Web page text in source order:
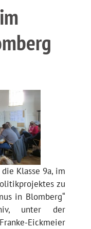
Klasse 9a, im
zu
in Blomberg“
unter der
Eickmeier